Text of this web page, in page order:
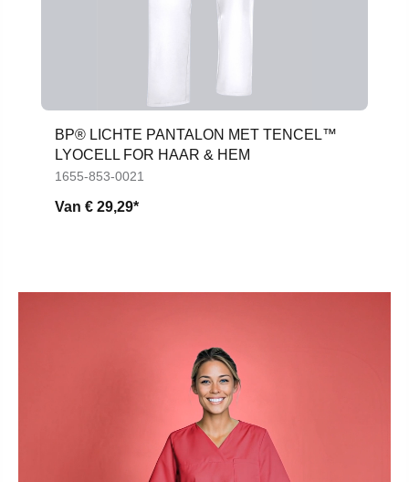
BP® LICHTE PANTALON MET TENCEL™
LYOCELL FOR HAAR & HEM
1655-853-0021
Van € 29,29*